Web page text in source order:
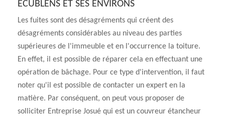
ECUBLENS ET SES ENVIRONS
Les fuites sont des désagréments qui créent des
désagréments considérables au niveau des parties
supérieures de l'immeuble et en l'occurrence la toiture.
En effet, il est possible de réparer cela en effectuant une
opération de bâchage. Pour ce type d'intervention, il faut
noter qu'il est possible de contacter un expert en la
matière. Par conséquent, on peut vous proposer de
solliciter Entreprise Josué qui est un couvreur étancheur